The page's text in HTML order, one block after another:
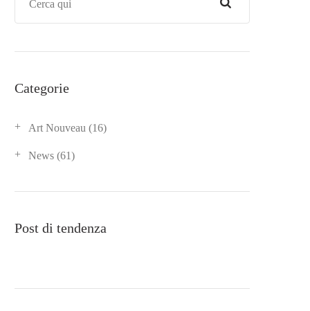
Categorie
Art Nouveau (16)
News (61)
Post di tendenza